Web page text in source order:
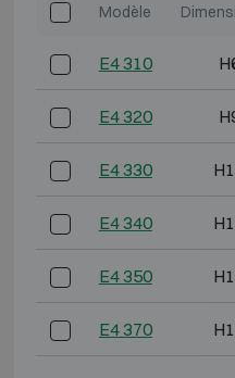
Modèle
E4 310
E4 320
E4 330
E4 340
E4 350
E4 370